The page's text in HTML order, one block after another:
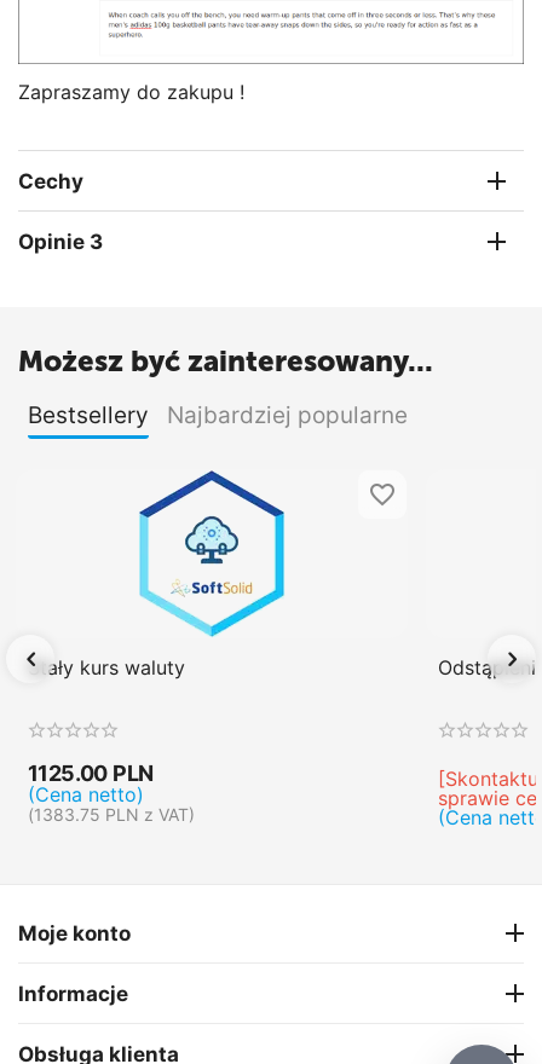
Zapraszamy do zakupu !
Cechy
Opinie 3
Możesz być zainteresowany...
Bestsellery Najbardziej popularne
Stały kurs waluty
1125.00 PLN
(Cena netto)
(1383.75 PLN z VAT)
sprawie
(Cena
Moje konto
Informacje
Obsługa klienta